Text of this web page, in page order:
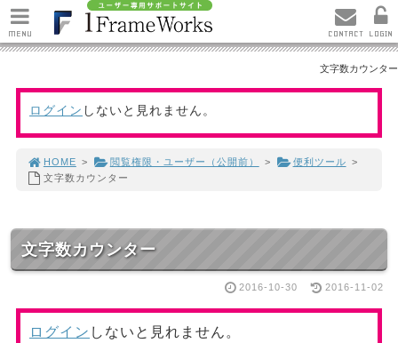
文字数カウンター
ログイン しないと見れません。
HOME > 閲覧権限・ユーザー（公開前） > 便利ツール >
文字数カウンター
文字数カウンター
2016-10-30 2016-11-02
ログイン しないと見れません。
MENU LOGIN
CONTACT